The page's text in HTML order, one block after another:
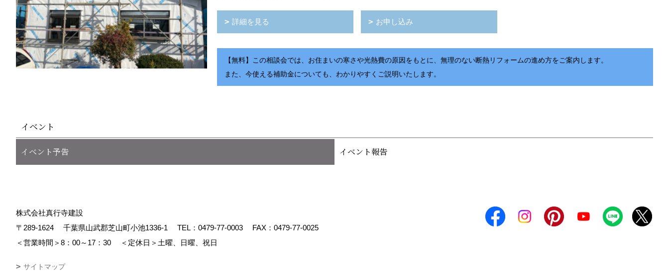
詳細を見る お申し込み
【無料】この相談会では、お住まいの寒さや光熱費の原因をもとに、無理のない断熱リフォームの進め方をご案内します。
また、今使える補助金についても、わかりやすくご説明いたします。
イベント
イベント予告 イベント報告
株式会社真行寺建設
〒289-1624
千葉県山武郡芝山町小池1336-1 TEL： 0479-77-0003
FAX：0479-77-0025
＜営業時間＞8：00～17：30
＜定休日＞土曜、日曜、祝日
サイトマップ